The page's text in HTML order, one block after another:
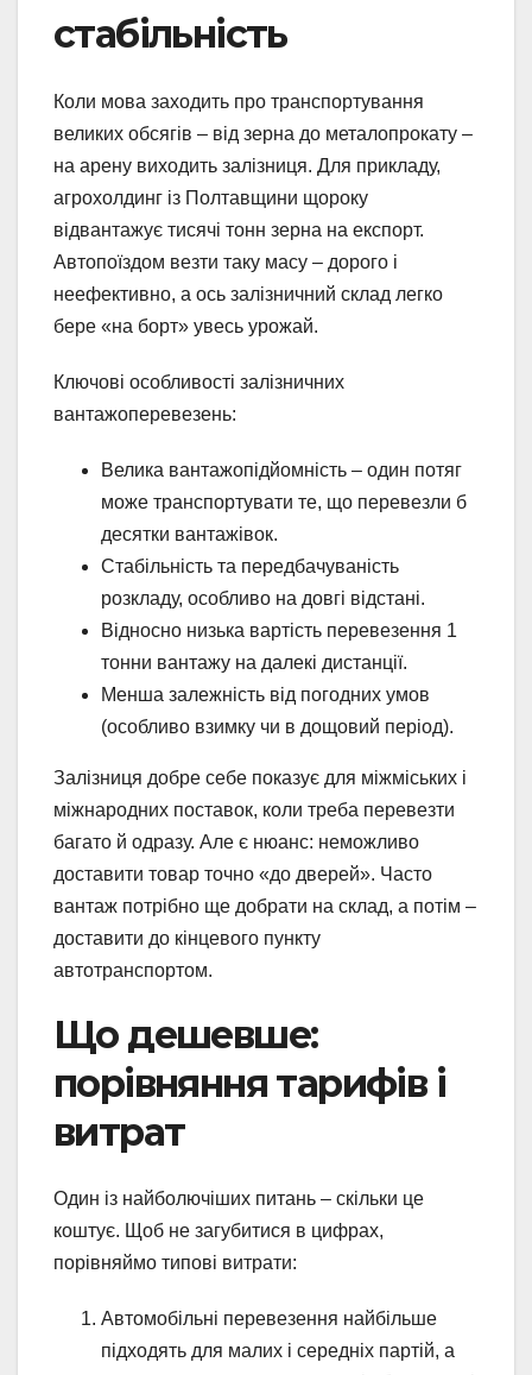
стабільність
Коли мова заходить про транспортування
великих обсягів – від зерна до металопрокату –
на арену виходить залізниця. Для прикладу,
агрохолдинг із Полтавщини щороку
відвантажує тисячі тонн зерна на експорт.
Автопоїздом везти таку масу – дорого і
неефективно, а ось залізничний склад легко
бере «на борт» увесь урожай.
Ключові особливості залізничних
вантажоперевезень:
Велика вантажопідйомність – один потяг
може транспортувати те, що перевезли б
десятки вантажівок.
Стабільність та передбачуваність
розкладу, особливо на довгі відстані.
Відносно низька вартість перевезення 1
тонни вантажу на далекі дистанції.
Менша залежність від погодних умов
(особливо взимку чи в дощовий період).
Залізниця добре себе показує для міжміських і
міжнародних поставок, коли треба перевезти
багато й одразу. Але є нюанс: неможливо
доставити товар точно «до дверей». Часто
вантаж потрібно ще добрати на склад, а потім –
доставити до кінцевого пункту
автотранспортом.
Що дешевше:
порівняння тарифів і
витрат
Один із найболючіших питань – скільки це
коштує. Щоб не загубитися в цифрах,
порівняймо типові витрати:
Автомобільні перевезення найбільше
підходять для малих і середніх партій, а